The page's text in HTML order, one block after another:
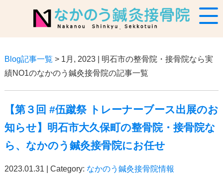
Blog記事一覧 > 1月, 2023 | 明石市の整骨院・接骨院なら実
績NO1のなかのう鍼灸接骨院の記事一覧
【第３回 #伍蹴祭 トレーナーブース出展のお
知らせ】明石市大久保町の整骨院・接骨院な
ら、なかのう鍼灸接骨院にお任せ
2023.01.31 | Category: なかのう鍼灸接骨院情報